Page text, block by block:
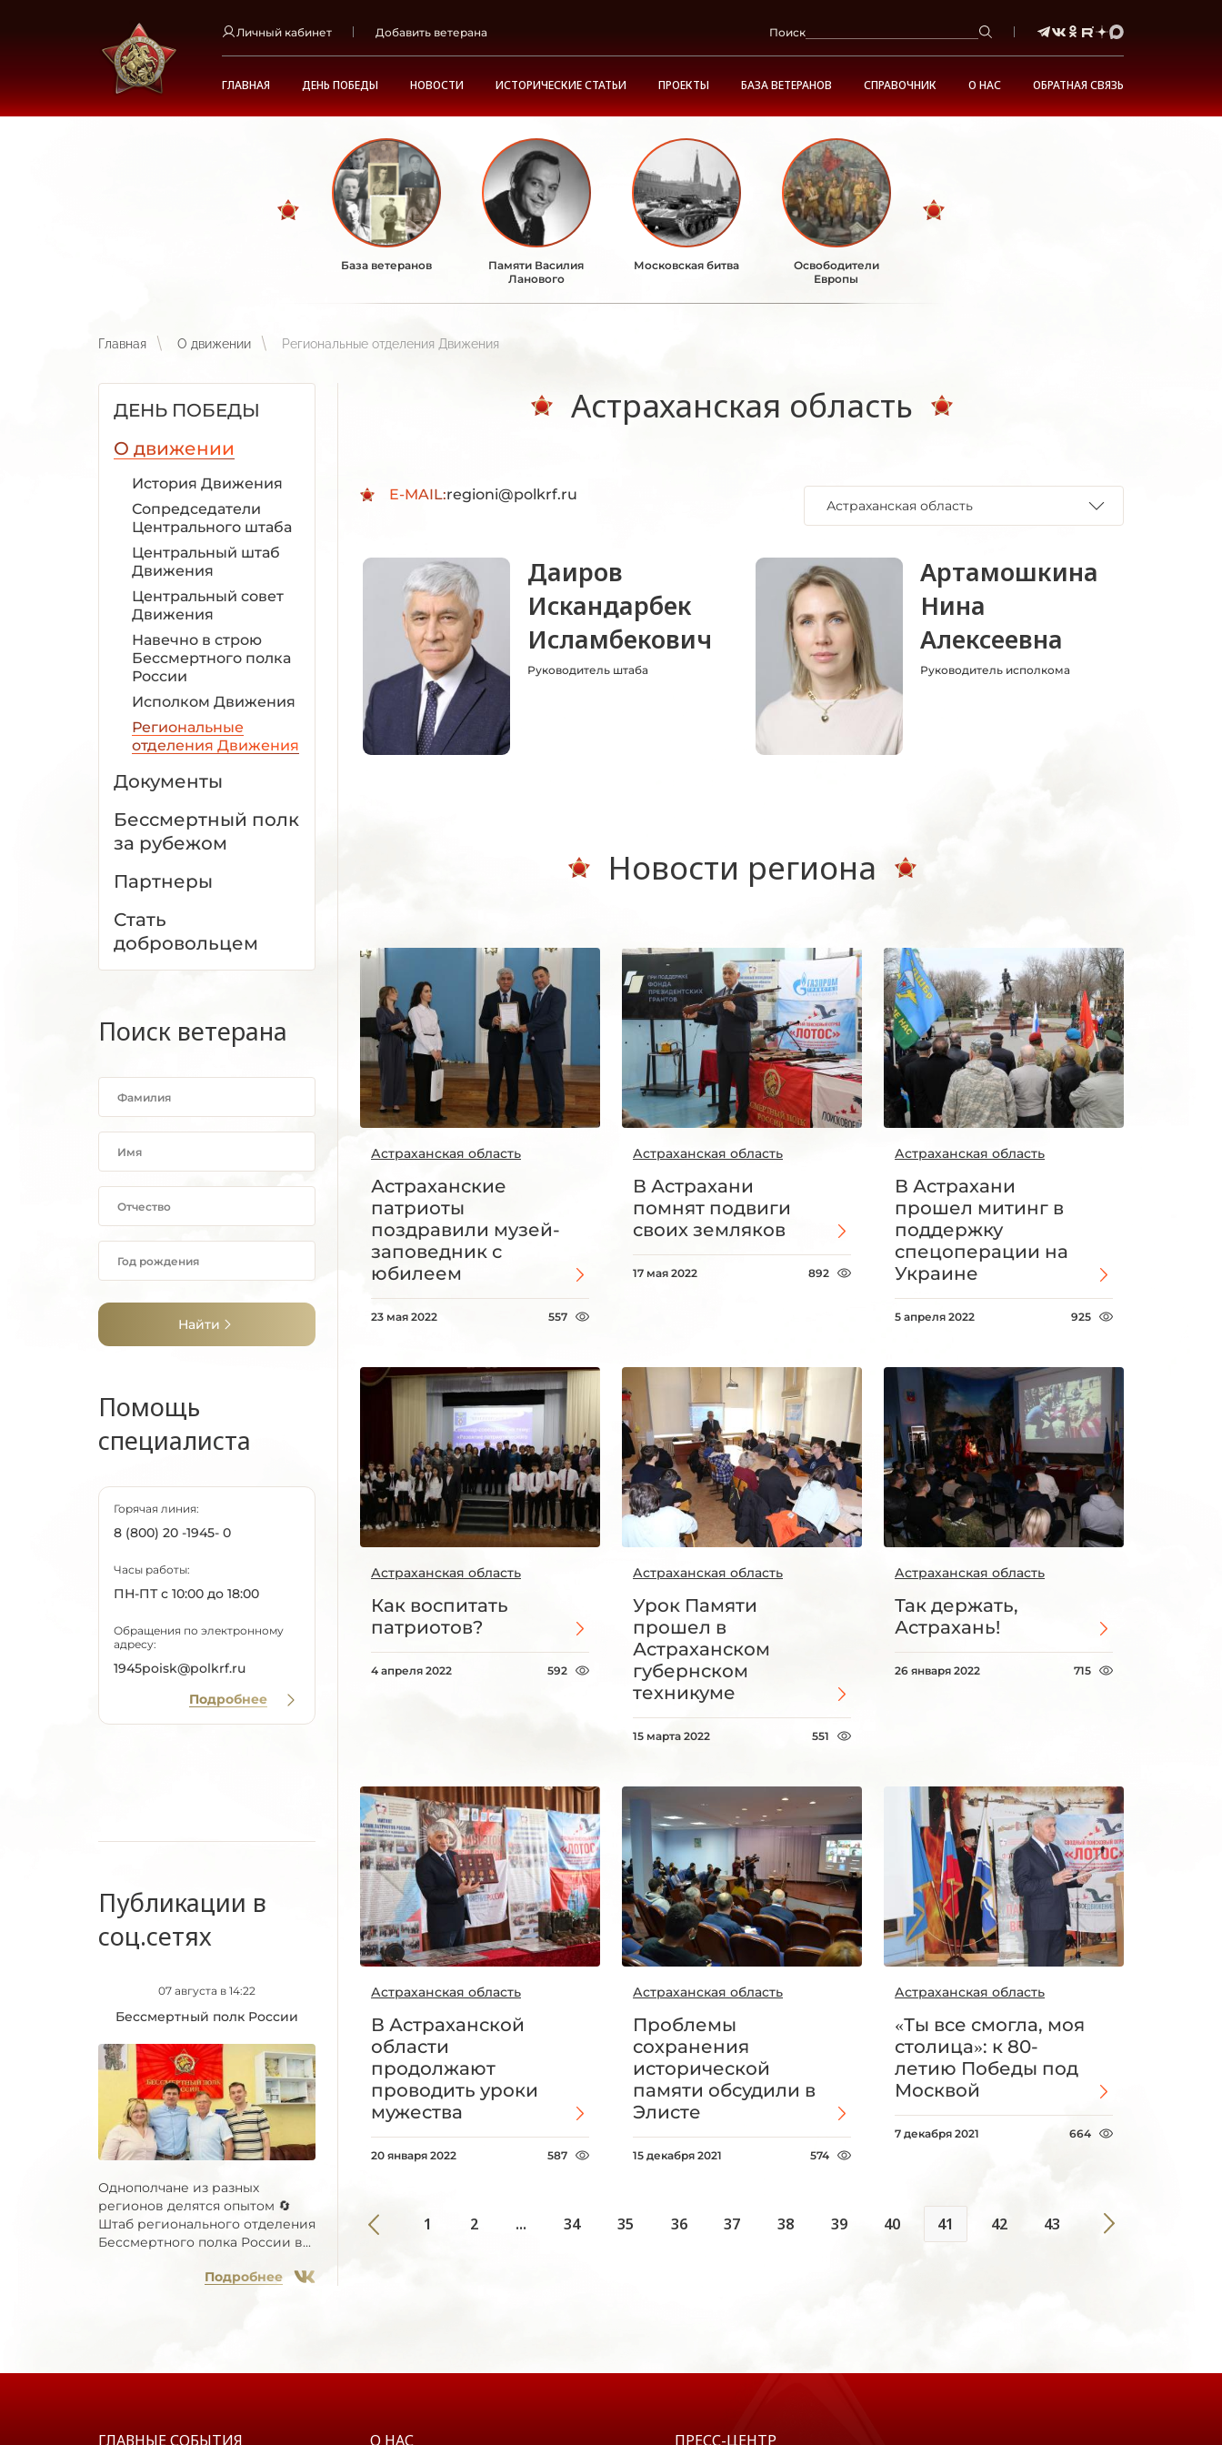
Личный кабинет Добавить ветерана Поиск
ГЛАВНАЯ ДЕНЬ ПОБЕДЫ НОВОСТИ ИСТОРИЧЕСКИЕ СТАТЬИ ПРОЕКТЫ БАЗА ВЕТЕРАНОВ СПРАВОЧНИК О НАС ОБРАТНАЯ СВЯЗЬ
База ветеранов
Памяти Василия
Ланового
Московская битва
Освободители
Европы
Главная О движении Региональные отделения Движения
ДЕНЬ ПОБЕДЫ
О движении
История Движения
Сопредседатели
Центрального штаба
Центральный штаб
Движения
Центральный совет
Движения
Навечно в строю
Бессмертного полка
России
Исполком Движения
Региональные
отделения Движения
Документы
Бессмертный полк
за рубежом
Партнеры
Стать
добровольцем
Поиск ветерана
Найти
Помощь
специалиста
Горячая линия:
8 (800) 20 -1945- 0
Часы работы:
ПН-ПТ с 10:00 до 18:00
Обращения по электронному
адресу:
1945poisk@polkrf.ru
Подробнее
Публикации в
соц.сетях
07 августа в 14:22
Бессмертный полк России
Однополчане из разных
регионов делятся опытом 🔄
Штаб регионального отделения
Бессмертного полка России в...
Подробнее
Астраханская область
E-MAIL:regioni@polkrf.ru
Астраханская область
Даиров
Искандарбек
Исламбекович
Руководитель штаба
Артамошкина
Нина
Алексеевна
Руководитель исполкома
Новости региона
Астраханская область
Астраханские
патриоты
поздравили музей-
заповедник с
юбилеем
23 мая 2022 557
Астраханская область
В Астрахани
помнят подвиги
своих земляков
17 мая 2022 892
Астраханская область
В Астрахани
прошел митинг в
поддержку
спецоперации на
Украине
5 апреля 2022 925
Астраханская область
Как воспитать
патриотов?
4 апреля 2022 592
Астраханская область
Урок Памяти
прошел в
Астраханском
губернском
техникуме
15 марта 2022 551
Астраханская область
Так держать,
Астрахань!
26 января 2022 715
Астраханская область
В Астраханской
области
продолжают
проводить уроки
мужества
20 января 2022 587
Астраханская область
Проблемы
сохранения
исторической
памяти обсудили в
Элисте
15 декабря 2021 574
Астраханская область
«Ты все смогла, моя
столица»: к 80-
летию Победы под
Москвой
7 декабря 2021 664
1 2 ... 34 35 36 37 38 39 40 41 42 43
ГЛАВНЫЕ СОБЫТИЯ О НАС ПРЕСС-ЦЕНТР